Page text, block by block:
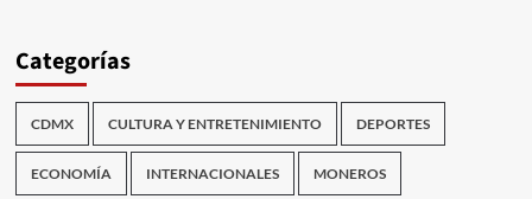
Categorías
CDMX CULTURA Y ENTRETENIMIENTO DEPORTES
ECONOMÍA INTERNACIONALES MONEROS